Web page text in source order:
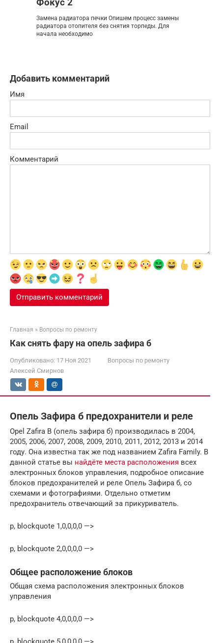
Фокус 2
Замена радиатора печки Опишем процесс замены
радиатора отопителя без снятия торпеды. Для
начала необходимо
Добавить комментарий
Имя
Email
Комментарий
Главная » Вопросы по ремонту
Как снять фару на опель зафира б
Опубликовано: 17 Ноя 2021
Вопросы по ремонту
Алексей Смирнов
Опель Зафира б предохранители и реле
Opel Zafira B (опель зафира б) производилась в 2004,
2005, 2006, 2007, 2008, 2009, 2010, 2011, 2012, 2013 и 2014
году. Она известна так же под названием Zafira Family. В
данной статье вы найдёте места расположения всех
электронных блоков управления, подробное описание
блоков предохранителей и реле Опель Зафира б, со
схемами и фотографиями. Отдельно отметим
предохранитель отвечающий за прикуриватель.
p, blockquote 1,0,0,0,0 —>
p, blockquote 2,0,0,0,0 —>
Общее расположение блоков
Общая схема расположения электронных блоков
управления
p, blockquote 4,0,0,0,0 —>